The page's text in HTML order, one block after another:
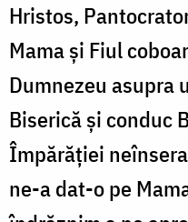
Hristos,
Mama şi Fiul
Dumnezeu asupra
Biserică şi conduc
Împărăţiei
ne-a dat-o pe